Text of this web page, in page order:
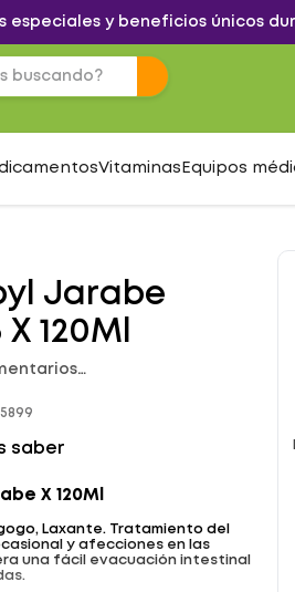
especiales y beneficios únicos
Vitaminas Equipos
Jarabe
120Ml
saber
X 120Ml
Laxante. Tratamiento del
y afecciones en las
una fácil evacuación intestinal